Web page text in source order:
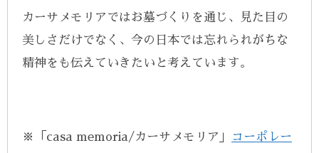
カーサメモリアではお墓づくりを通じ、見た目の
美しさだけでなく、今の日本では忘れられがちな
精神をも伝えていきたいと考えています。
※「casa memoria/カーサメモリア」
コーポレー